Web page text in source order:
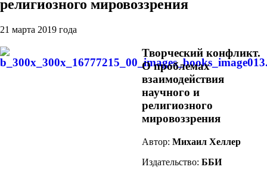
религиозного мировоззрения
21 марта 2019 года
Творческий конфликт.
О проблемах
взаимодействия
научного и
религиозного
мировоззрения
Автор: Михаил Хеллер
Издательство: ББИ